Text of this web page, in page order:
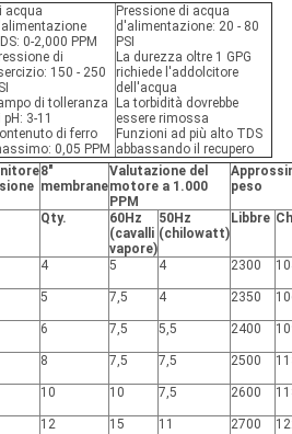
acqua
0-2,000 PPM
di
150 - 250
di tolleranza
pH: 3-11
di ferro
0,05 PPM
Pressione di acqua
d'alimentazione: 20 - 80
PSI
La durezza oltre 1 GPG
richiede l'addolcitore
dell'acqua
La torbidità dovrebbe
essere rimossa
Funzioni ad più alto TDS
abbassando il recupero
8"
membrane
Valutazione del
motore a 1.000
PPM
peso
Qty.
60Hz
(cavalli
vapore)
50Hz
(chilowatt)
Libbre
4 5 4 2300
5 7,5 4 2350
6 7,5 5,5 2400
8 7,5 7,5 2500
10 10 7,5 2600
12 15 11 2700